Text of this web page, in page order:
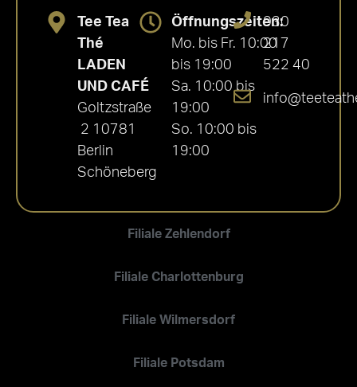
Filiale Zehlendorf
Filiale Charlottenburg
Filiale Wilmersdorf
Filiale Potsdam
Tee Tea
Thé
LADEN
UND CAFÉ
Goltzstraße
2 10781
Berlin
Schöneberg
Öffnungszeiten:
Mo. bis Fr. 10:00
bis 19:00
Sa. 10:00 bis
19:00
So. 10:00 bis
19:00
030
217
522 40